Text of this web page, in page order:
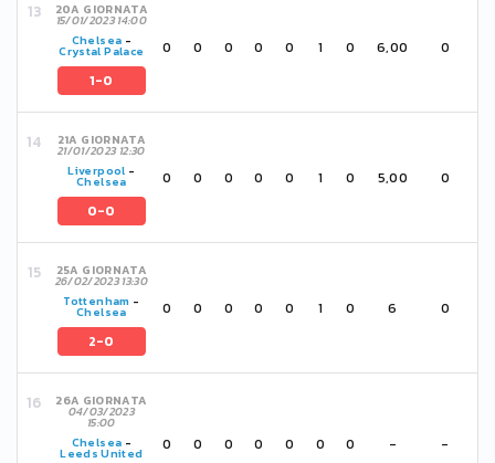
20A GIORNATA
15/01/2023 14:00
Chelsea -
Crystal Palace
1-0
0 0 0 0 0 1 0 6,00 0
21A GIORNATA
21/01/2023 12:30
Liverpool -
Chelsea
0-0
0 0 0 0 0 1 0 5,00 0
25A GIORNATA
26/02/2023 13:30
Tottenham -
Chelsea
2-0
0 0 0 0 0 1 0 6 0
26A GIORNATA
04/03/2023
15:00
Chelsea -
Leeds United 0 0 0 0 0 0 0 - -